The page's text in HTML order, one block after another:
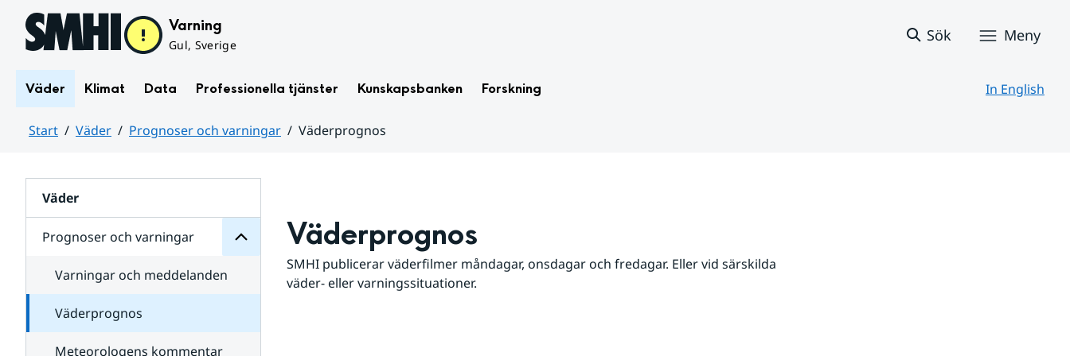
Hoppa till sidans innehåll Varning
Gul, Sverige
Sök Meny
Väder Klimat Data Professionella tjänster Kunskapsbanken Forskning In English
Start Väder Prognoser och varningar
Väderprognos
Väder
Prognoser och varningar
för
varningar
Varningar och meddelanden
Väderprognos
Meteorologens kommentar
Väderprognos
SMHI publicerar väderfilmer måndagar, onsdagar och fredagar. Eller vid särskilda
väder- eller varningssituationer.